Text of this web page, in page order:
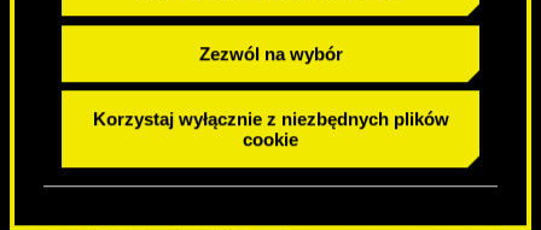
Zezwól na wybór
Korzystaj wyłącznie z niezbędnych plików
cookie